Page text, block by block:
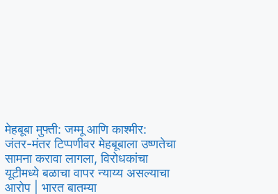
मेहबूबा मुफ्ती: जम्मू आणि काश्मीर:
जंतर-मंतर टिप्पणीवर मेहबूबाला उष्णतेचा
सामना करावा लागला, विरोधकांचा
यूटीमध्ये बळाचा वापर न्याय्य असल्याचा
आरोप | भारत बातम्या